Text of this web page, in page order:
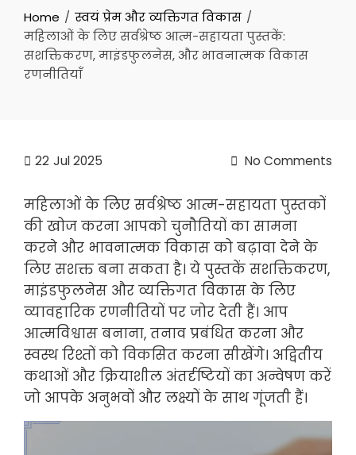
Home
स्वयं प्रेम और व्यक्तिगत विकास
महिलाओं के लिए सर्वश्रेष्ठ आत्म-सहायता पुस्तकें:
सशक्तिकरण, माइंडफुलनेस, और भावनात्मक विकास
रणनीतियाँ
22 Jul 2025 No Comments
महिलाओं के लिए सर्वश्रेष्ठ आत्म-सहायता पुस्तकों
की खोज करना आपको चुनौतियों का सामना
करने और भावनात्मक विकास को बढ़ावा देने के
लिए सशक्त बना सकता है। ये पुस्तकें सशक्तिकरण,
माइंडफुलनेस और व्यक्तिगत विकास के लिए
व्यावहारिक रणनीतियों पर जोर देती हैं। आप
आत्मविश्वास बनाना, तनाव प्रबंधित करना और
स्वस्थ रिश्तों को विकसित करना सीखेंगे। अद्वितीय
कथाओं और क्रियाशील अंतर्दृष्टियों का अन्वेषण करें
जो आपके अनुभवों और लक्ष्यों के साथ गूंजती हैं।